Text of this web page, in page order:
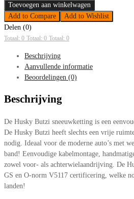
Toevoegen aan winkelwagen
Add to Compare
Add to Wishlist
Delen (0)
Totaal: 0 Totaal: 0 Totaal: 0
Beschrijving
Aanvullende informatie
Beoordelingen (0)
Beschrijving
De Husky Butzi sneeuwketting is een
De Husky Butzi heeft slechts een vrije
nodig. Ideaal voor de moderne auto’s met
band! Eenvoudige kabelmontage,
zowel voor- als achterwielaandrijving. De
GS en O-norm V5117 certificering, welke
landen!